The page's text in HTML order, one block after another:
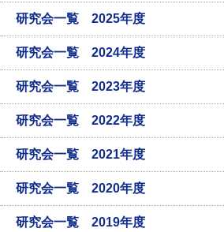
研究会一覧 2025年度
研究会一覧 2024年度
研究会一覧 2023年度
研究会一覧 2022年度
研究会一覧 2021年度
研究会一覧 2020年度
研究会一覧 2019年度